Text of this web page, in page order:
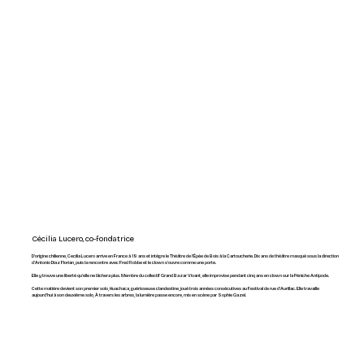
Cécilia Lucero, co-fondatrice
D'origine chilienne, Cecilia Lucero arrive en France à 19 ans et intègre le Théâtre de l'Épée de Bois à la Cartoucherie. Dix ans de théâtre masqué sous la direction
d'Antonio Diaz Florian, puis la rencontre avec Fred Robbe et le clown s'ouvre comme une porte.
Elle y trouve une liberté qu'elle ne lâchera plus. Membre du collectif Grand Bazar Vivant, elle improvise pendant cinq ans en clown sur la Péniche Antipode.
Cette matière devient son premier solo, Huachaca, guérisseuse clandestine, joué trois années consécutives au Festival de rue d'Aurillac. Elle travaille
aujourd'hui à son deuxième solo, À travers les arbres, la lumière passe encore, mis en scène par Sophie Gazel.